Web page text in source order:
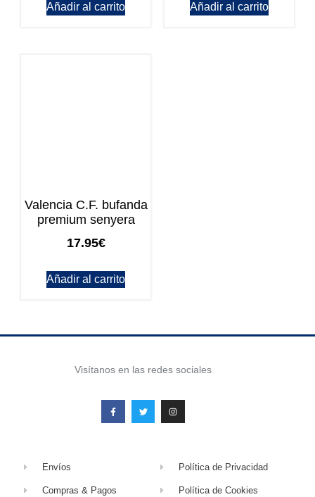
Añadir al carrito Añadir al carrito
Valencia C.F. bufanda
premium senyera
17.95€
Añadir al carrito
Visítanos en las redes sociales
Envíos
Compras & Pagos
Política de Privacidad
Política de Cookies